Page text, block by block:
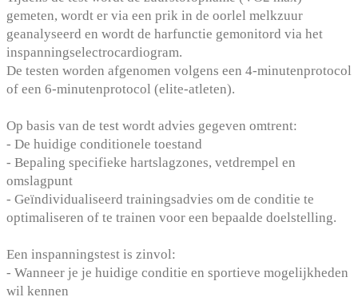
gemeten, wordt er via een prik in de oorlel melkzuur
geanalyseerd en wordt de harfunctie gemonitord via het
inspanningselectrocardiogram.
De testen worden afgenomen volgens een 4-minutenprotocol
of een 6-minutenprotocol (elite-atleten).
Op basis van de test wordt advies gegeven omtrent:
- De huidige conditionele toestand
- Bepaling specifieke hartslagzones, vetdrempel en
omslagpunt
- Geïndividualiseerd trainingsadvies om de conditie te
optimaliseren of te trainen voor een bepaalde doelstelling.
Een inspanningstest is zinvol:
- Wanneer je je huidige conditie en sportieve mogelijkheden
wil kennen